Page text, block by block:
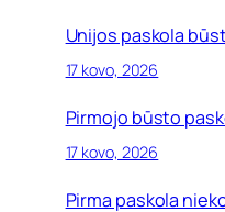
Unijos paskola
17 kovo, 2026
Pirmojo būsto
17 kovo, 2026
Pirma paskola